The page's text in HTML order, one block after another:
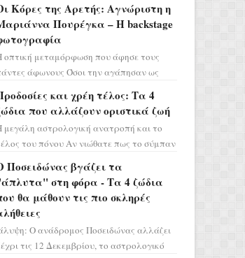
«Μια Νύχτα Μόνο» ...
Κόρες της Αρετής: Αγνώριστη η
Πουρέγκα – H backstage
οπτική μεταμόρφωση που άφησε τους
άφωνους Όσοι την αγάπησαν ως
τώρα να προετοιμαστο...
και χρέη τέλος: Τα 4
που αλλάζουν οριστικά ζωή
μεγάλη αστρολογική ανατροπή και το
του πόνου Αν νιώθατε πως το σύμπαν
μια βαθιά α...
Ποσειδώνας βγάζει τα
στη φόρα - Τα 4 ζώδια
θα μάθουν τις πιο σκληρές
Ο ανάδρομος Ποσειδώνας αλλάζει
τις 12 Δεκεμβρίου, το αστρολογικό